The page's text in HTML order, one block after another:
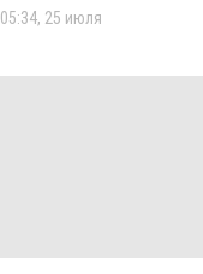
05:34, 25 июля